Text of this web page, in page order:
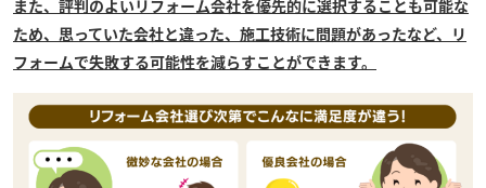
また、評判のよいリフォーム会社を優先的に選択することも可能な
ため、思っていた会社と違った、施工技術に問題があったなど、リ
フォームで失敗する可能性を減らすことができます。